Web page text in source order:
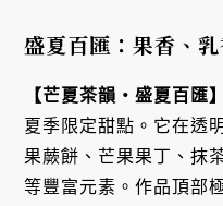
盛夏百匯：果香、
【芒夏茶韻・盛夏百匯】
夏季限定甜點。它在透
果蕨餅、芒果果丁、抹
等豐富元素。作品頂部